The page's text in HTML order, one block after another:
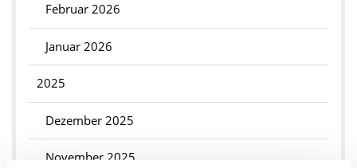
Februar 2026
Januar 2026
2025
Dezember 2025
November 2025